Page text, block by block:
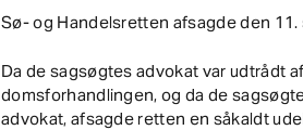
Sø- og Handelsretten afsagde den
Da de sagsøgtes advokat var udtrådt
domsforhandlingen, og da de
advokat, afsagde retten en såkaldt